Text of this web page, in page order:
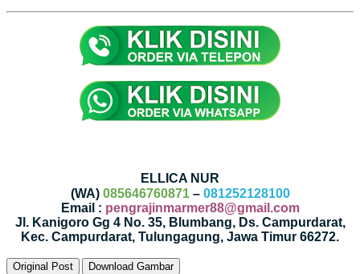
ELLICA NUR
(WA) 085646760871– 081252128100
Email : pengrajinmarmer88@gmail.com
Jl. Kanigoro Gg 4 No. 35, Blumbang, Ds. Campurdarat,
Kec. Campurdarat, Tulungagung, Jawa Timur 66272.
Original Post Download Gambar